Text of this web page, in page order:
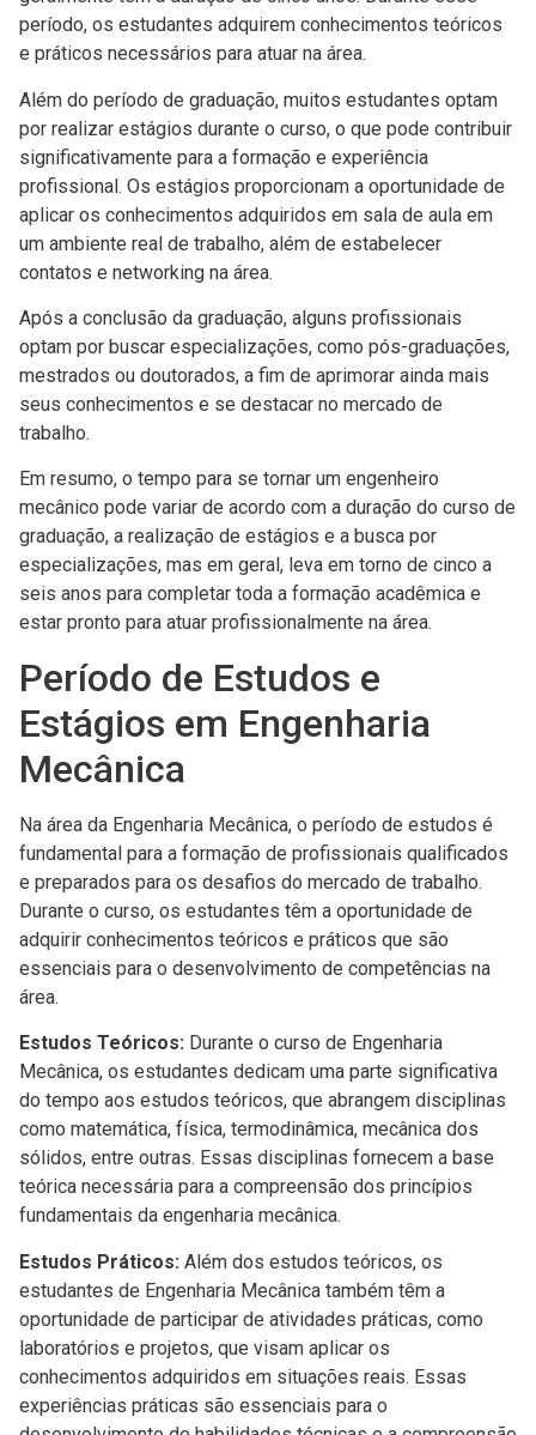
período, os estudantes adquirem conhecimentos teóricos
e práticos necessários para atuar na área.
Além do período de graduação, muitos estudantes optam
por realizar estágios durante o curso, o que pode contribuir
significativamente para a formação e experiência
profissional. Os estágios proporcionam a oportunidade de
aplicar os conhecimentos adquiridos em sala de aula em
um ambiente real de trabalho, além de estabelecer
contatos e networking na área.
Após a conclusão da graduação, alguns profissionais
optam por buscar especializações, como pós-graduações,
mestrados ou doutorados, a fim de aprimorar ainda mais
seus conhecimentos e se destacar no mercado de
trabalho.
Em resumo, o tempo para se tornar um engenheiro
mecânico pode variar de acordo com a duração do curso de
graduação, a realização de estágios e a busca por
especializações, mas em geral, leva em torno de cinco a
seis anos para completar toda a formação acadêmica e
estar pronto para atuar profissionalmente na área.
Período de Estudos e
Estágios em Engenharia
Mecânica
Na área da Engenharia Mecânica, o período de estudos é
fundamental para a formação de profissionais qualificados
e preparados para os desafios do mercado de trabalho.
Durante o curso, os estudantes têm a oportunidade de
adquirir conhecimentos teóricos e práticos que são
essenciais para o desenvolvimento de competências na
área.
Estudos Teóricos: Durante o curso de Engenharia
Mecânica, os estudantes dedicam uma parte significativa
do tempo aos estudos teóricos, que abrangem disciplinas
como matemática, física, termodinâmica, mecânica dos
sólidos, entre outras. Essas disciplinas fornecem a base
teórica necessária para a compreensão dos princípios
fundamentais da engenharia mecânica.
Estudos Práticos: Além dos estudos teóricos, os
estudantes de Engenharia Mecânica também têm a
oportunidade de participar de atividades práticas, como
laboratórios e projetos, que visam aplicar os
conhecimentos adquiridos em situações reais. Essas
experiências práticas são essenciais para o